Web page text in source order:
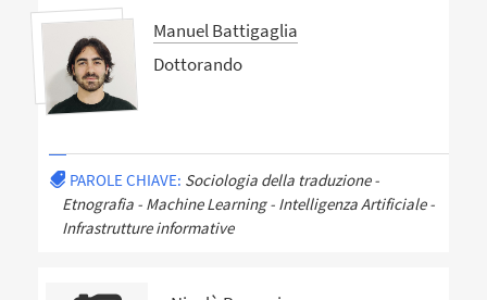
Manuel Battigaglia
Dottorando
PAROLE CHIAVE: Sociologia della traduzione -
Etnografia - Machine Learning - Intelligenza Artificiale -
Infrastrutture informative